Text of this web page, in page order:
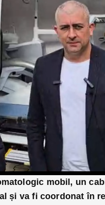
mobil, un
și va fi coordonat în